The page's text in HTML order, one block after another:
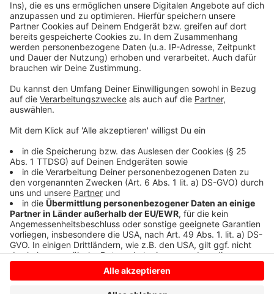
Daten zu Ihren Aktivitäten
sammeln. Bitte lesen Sie die
Details durch und stimmen Sie der
Nutzung des Service zu, um dieses
Video anzusehen.
Mehr Informationen
Management Platform
Purple Disco Machine, Sophie And The Giants -
Hypnotized (Visualiser)
Anzeige
Anzeige